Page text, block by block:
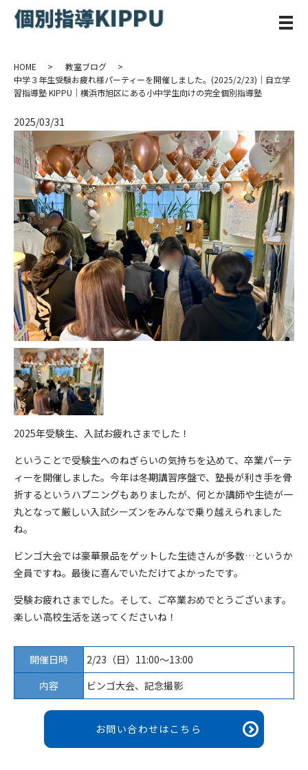
メ
HOME
教室ブログ
中学３年生受験お疲れ様パーティーを開催しました。(2025/2/23)｜自立学
習指導塾 KIPPU｜横浜市旭区にある小中学生向けの完全個別指導塾
2025/03/31
2025年受験生、入試お疲れさまでした！
ということで受験生へのねぎらいの気持ちを込めて、卒業パーテ
ィーを開催しました。今年は冬期講習序盤で、塾長が利き手を骨
折するというハプニングもありましたが、何とか講師や生徒が一
丸となって厳しい入試シーズンをみんなで乗り越えられました
ね。
ビンゴ大会では豪華景品をゲットした生徒さんが多数…というか
全員ですね。最後に喜んでいただけてよかったです。
受験お疲れさまでした。そして、ご卒業おめでとうございます。
楽しい高校生活を送ってくださいね！
開催日時
2/23（日）11:00〜13:00
内容
ビンゴ大会、記念撮影
お問い合わせはこちら